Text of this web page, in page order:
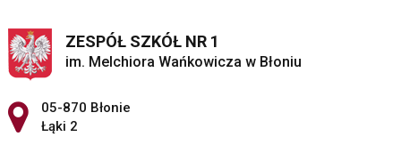
ZESPÓŁ SZKÓŁ NR 1
im. Melchiora Wańkowicza w Błoniu
Adres pocztowy:
05-870 Błonie
Łąki 2